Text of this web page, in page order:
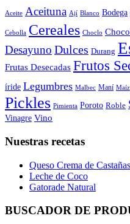
Aceite Aceituna Ají Blanco Bodega
Cebolla Cereales Choclo
Desayuno Dulces Durang
Frutas Desecadas Frutos
íride Legumbres Malbec Maní Maíz
Pickles Pimienta Poroto Roble
Vinagre Vino
Nuestras recetas
Queso Crema de
Leche de Coco
Gatorade Natural
BUSCADOR DE